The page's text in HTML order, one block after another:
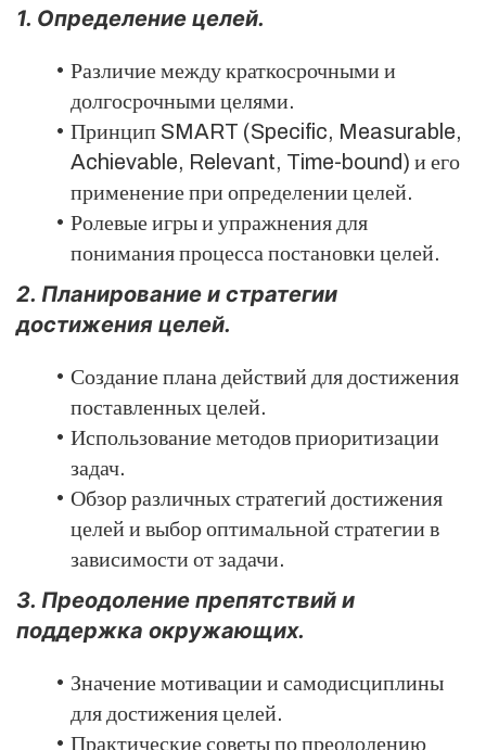
и спикеры
1. Определение целей.
Различие между краткосрочными и
долгосрочными целями.
Принцип SMART (Specific, Measurable,
Achievable, Relevant, Time-bound) и его
применение при определении целей.
Ролевые игры и упражнения для
понимания процесса постановки целей.
2. Планирование и стратегии
достижения целей.
Создание плана действий для достижения
поставленных целей.
Использование методов приоритизации
задач.
Обзор различных стратегий достижения
целей и выбор оптимальной стратегии в
зависимости от задачи.
3. Преодоление препятствий и
поддержка окружающих.
Значение мотивации и самодисциплины
для достижения целей.
Практические советы по преодолению